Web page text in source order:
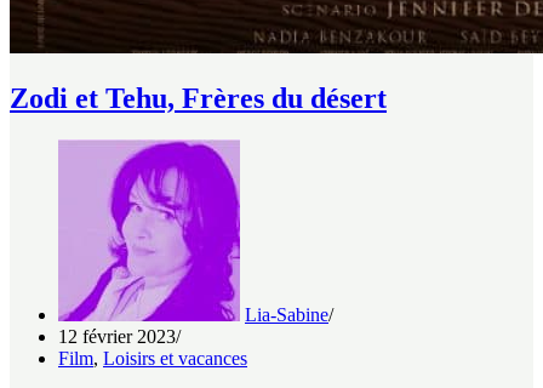
Zodi et Tehu, Frères du désert
Lia-Sabine
12 février 2023
Film, Loisirs et vacances